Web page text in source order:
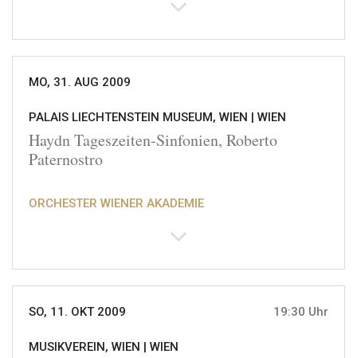
MO, 31. AUG 2009
PALAIS LIECHTENSTEIN MUSEUM, WIEN | WIEN
Haydn Tageszeiten-Sinfonien, Roberto
Paternostro
ORCHESTER WIENER AKADEMIE
SO, 11. OKT 2009 19:30 Uhr
MUSIKVEREIN, WIEN | WIEN